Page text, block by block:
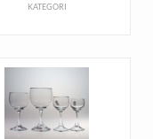
KATEGORI